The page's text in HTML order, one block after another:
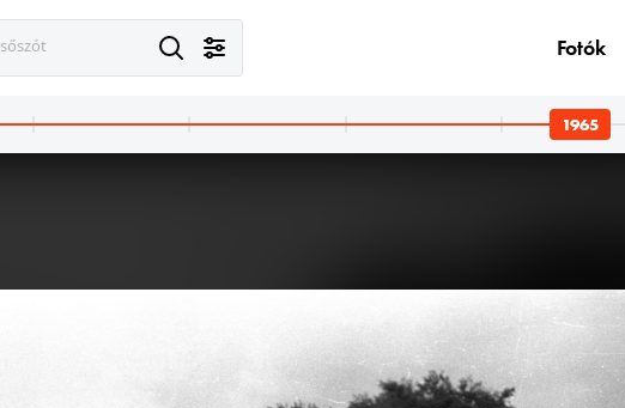
1965 · Budapest II.
Csatárka úti gyermekváros (később Cseppkő Gyermekotthoni Központ).
Fotók
1965